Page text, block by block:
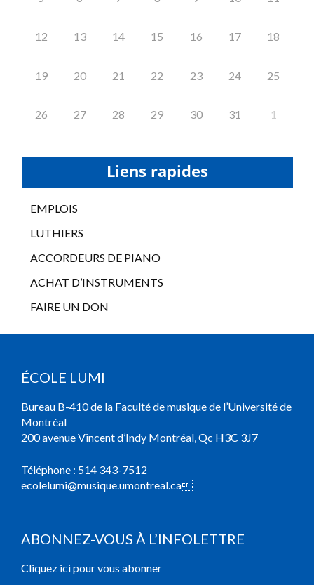
12 13 14 15 16 17 18
19 20 21 22 23 24 25
26 27 28 29 30 31 1
Liens rapides
EMPLOIS
LUTHIERS
ACCORDEURS DE PIANO
ACHAT D’INSTRUMENTS
FAIRE UN DON
ÉCOLE LUMI
Bureau B-410 de la Faculté de musique de l’Université de
Montréal
200 avenue Vincent d’Indy Montréal, Qc H3C 3J7
Téléphone : 514 343-7512
ecolelumi@musique.umontreal.ca
ABONNEZ-VOUS À L’INFOLETTRE
Cliquez ici pour vous abonner